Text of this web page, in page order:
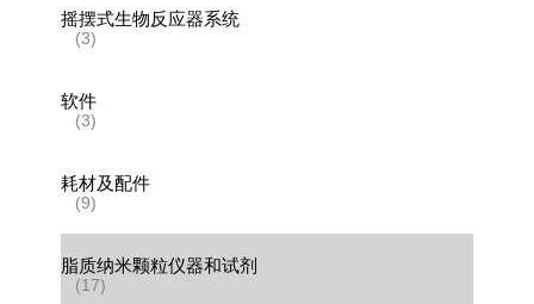
摇摆式生物反应器系统
(3)
软件
(3)
耗材及配件
(9)
脂质纳米颗粒仪器和试剂
(17)